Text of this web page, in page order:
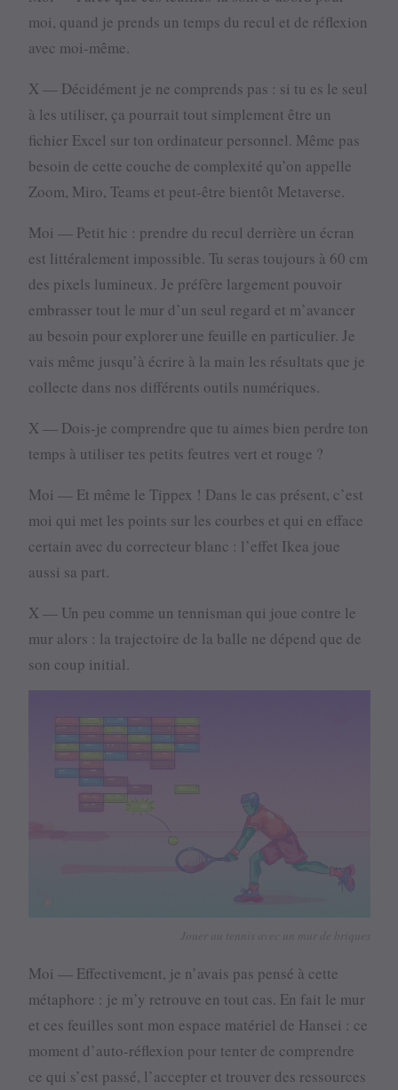
moi, quand je prends un temps du recul et de réflexion
avec moi-même.
X — Décidément je ne comprends pas : si tu es le seul
à les utiliser, ça pourrait tout simplement être un
fichier Excel sur ton ordinateur personnel. Même pas
besoin de cette couche de complexité qu’on appelle
Zoom, Miro, Teams et peut-être bientôt Metaverse.
Moi — Petit hic : prendre du recul derrière un écran
est littéralement impossible. Tu seras toujours à 60 cm
des pixels lumineux. Je préfère largement pouvoir
embrasser tout le mur d’un seul regard et m’avancer
au besoin pour explorer une feuille en particulier. Je
vais même jusqu’à écrire à la main les résultats que je
collecte dans nos différents outils numériques.
X — Dois-je comprendre que tu aimes bien perdre ton
temps à utiliser tes petits feutres vert et rouge ?
Moi — Et même le Tippex ! Dans le cas présent, c’est
moi qui met les points sur les courbes et qui en efface
certain avec du correcteur blanc : l’effet Ikea joue
aussi sa part.
X — Un peu comme un tennisman qui joue contre le
mur alors : la trajectoire de la balle ne dépend que de
son coup initial.
Jouer au tennis avec un mur de briques
Moi — Effectivement, je n’avais pas pensé à cette
métaphore : je m’y retrouve en tout cas. En fait le mur
et ces feuilles sont mon espace matériel de Hansei : ce
moment d’auto-réflexion pour tenter de comprendre
ce qui s’est passé, l’accepter et trouver des ressources